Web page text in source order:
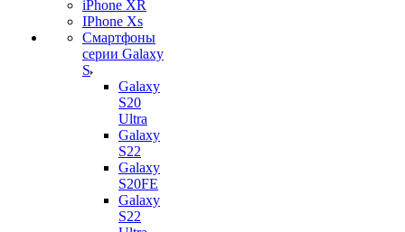
iPhone XR
IPhone Xs
Смартфоны
серии Galaxy
S
Galaxy
S20
Ultra
Galaxy
S22
Galaxy
S20FE
Galaxy
S22